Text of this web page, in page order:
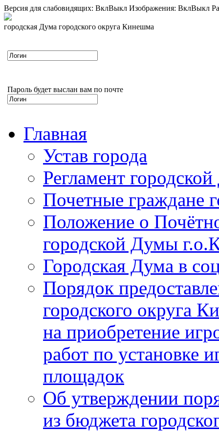
Версия для слабовидящих: ВклВыкл Изображения: ВклВыкл
городская Дума городского округа Кинешма
Пароль будет выслан вам по почте
Главная
Устав города
Регламент
Почетные граждане
Положение о
городской Думы
Городская Дума в
Порядок
городского округа
на приобретение
работ по установке
площадок
Об утверждении
из бюджета